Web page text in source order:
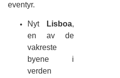
eventyr.
Nyt Lisboa,
en av de
vakreste
byene i
verden